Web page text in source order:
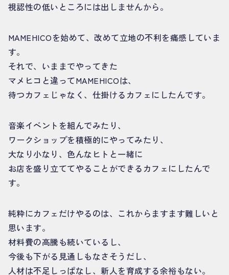
視認性の低いところには出しませんから。
MAMEHICOを始めて、改めて立地の不利を痛感していま
す。
それで、いままでやってきた
マメヒコと違ってMAMEHICOは、
待つカフェじゃなく、仕掛けるカフェにしたんです。
音楽イベントを組んでみたり、
ワークショップを積極的にやってみたり、
大なり小なり、色んなヒトと一緒に
お店を盛り立ててやることができるカフェにしたんで
す。
純粋にカフェだけやるのは、これからますます難しいと
思います。
材料費の高騰も続いているし、
今後も下がる見通しもなさそうだし、
人材は不足しっぱなし、新人を育成する余裕もない。